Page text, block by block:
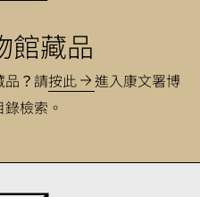
館藏品
品？請按此
進入康文署博
檢索。